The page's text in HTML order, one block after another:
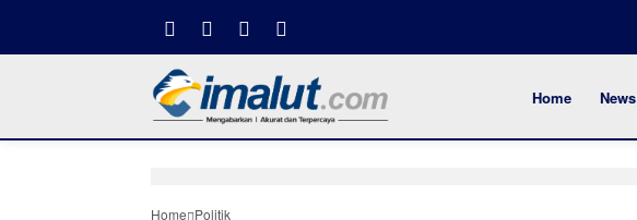
Home News
Home Politik